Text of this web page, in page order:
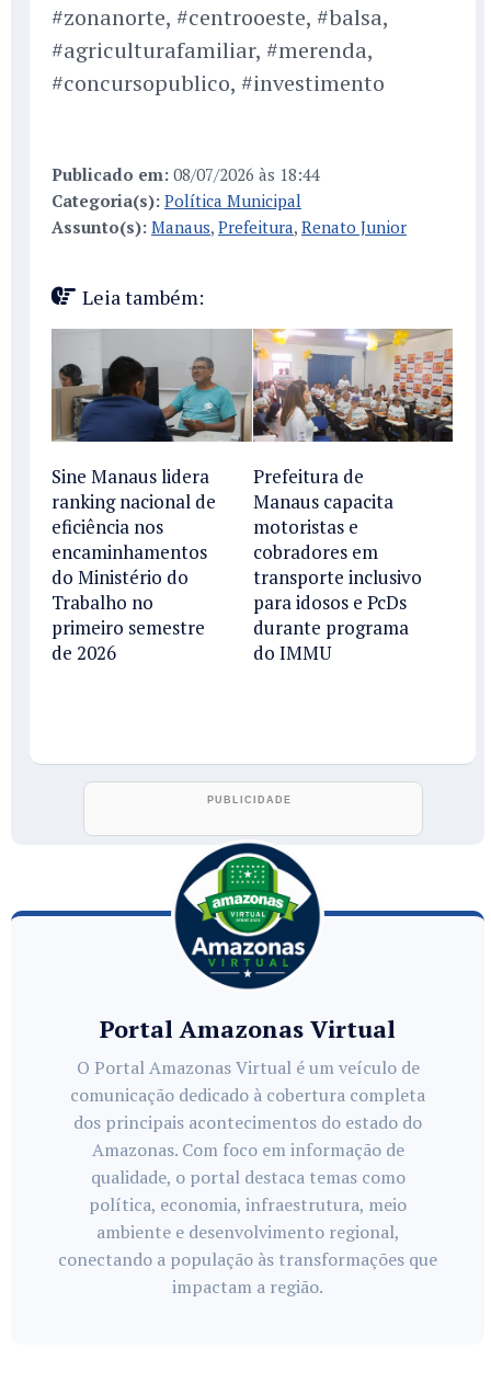
#zonanorte, #centrooeste, #balsa,
#agriculturafamiliar, #merenda,
#concursopublico, #investimento
Publicado em: 08/07/2026 às 18:44
Categoria(s): Política Municipal
Assunto(s): Manaus, Prefeitura, Renato Junior
Leia também:
Sine Manaus lidera
ranking nacional de
eficiência nos
encaminhamentos
do Ministério do
Trabalho no
primeiro semestre
de 2026
Prefeitura de
Manaus capacita
motoristas e
cobradores em
transporte inclusivo
para idosos e PcDs
durante programa
do IMMU
Portal Amazonas Virtual
O Portal Amazonas Virtual é um veículo de
comunicação dedicado à cobertura completa
dos principais acontecimentos do estado do
Amazonas. Com foco em informação de
qualidade, o portal destaca temas como
política, economia, infraestrutura, meio
ambiente e desenvolvimento regional,
conectando a população às transformações que
impactam a região.